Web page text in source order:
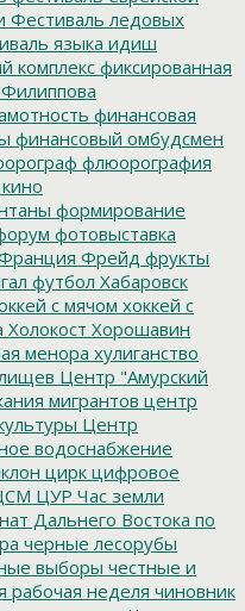
Фестиваль ледовых
языка идиш
комплекс фиксированная
Филиппова
финансовая
финансовый омбудсмен
флюорография
формирование
фотовыставка
Фрейд фрукты
футбол Хабаровск
с мячом хоккей с
Холокост Хорошавин
менора хулиганство
Центр "Амурский
мигрантов центр
Центр
водоснабжение
цирк цифровое
ЦУР Час земли
Дальнего Востока по
черные лесорубы
выборы честные и
рабочая неделя чиновник